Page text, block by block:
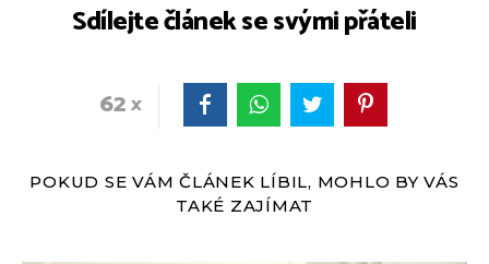
Sdílejte článek se svými přáteli
62
POKUD SE VÁM ČLÁNEK LÍBIL, MOHLO BY VÁS
TAKÉ ZAJÍMAT